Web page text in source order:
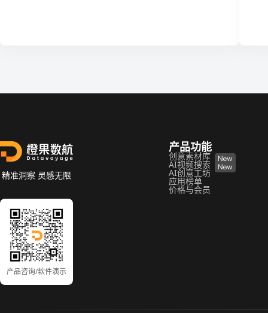
精准洞察 灵感无限
产品咨询/软件演示
产品功能
创意素材库
AI视频搜索
AI创意工坊
应用榜单
价格与会员